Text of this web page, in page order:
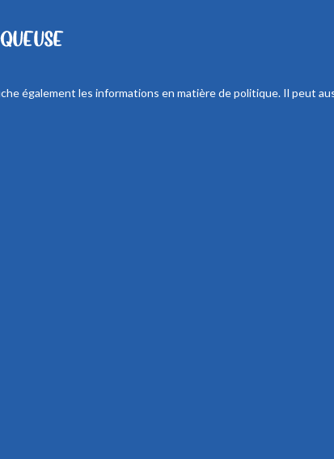
également les informations en matière de politique. Il peut